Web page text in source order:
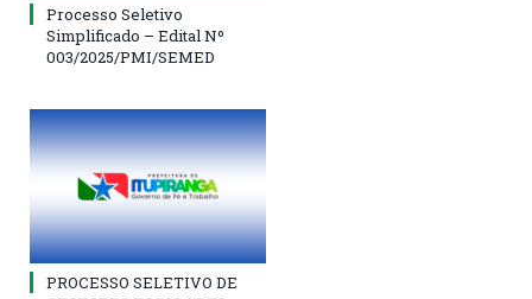
Processo Seletivo
Simplificado – Edital Nº
003/2025/PMI/SEMED
PROCESSO SELETIVO DE